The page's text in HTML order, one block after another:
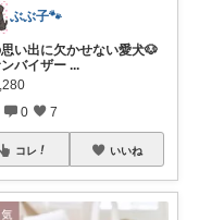
ぶぶ子🐾
い出に欠かせない愛犬🐶
バイザー ...
0 7
コレ いいね